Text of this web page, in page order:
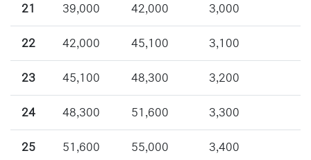
21 39,000 42,000 3,000
22 42,000 45,100 3,100
23 45,100 48,300 3,200
24 48,300 51,600 3,300
25 51,600 55,000 3,400